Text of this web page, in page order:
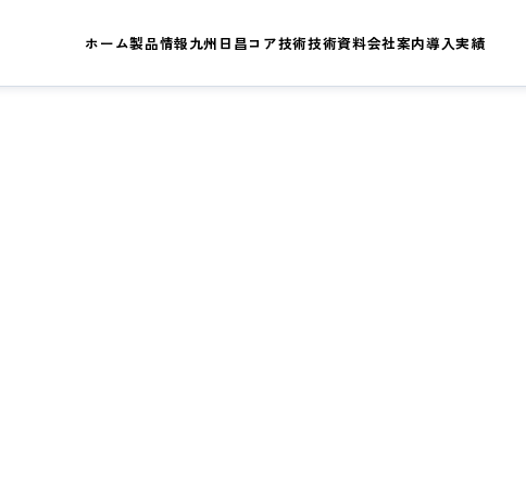
ホーム製品情報九州日昌コア技術技術資料会社案内導入実績